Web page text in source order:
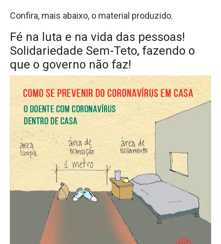
Confira, mais abaixo, o material produzido.
Fé na luta e na vida das pessoas!
Solidariedade Sem-Teto, fazendo o
que o governo não faz!